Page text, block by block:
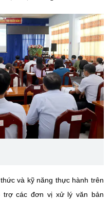
lượng
English
TECHNOLOGY
và kỹ năng thực hành trên
trợ các đơn vị xử lý văn bản